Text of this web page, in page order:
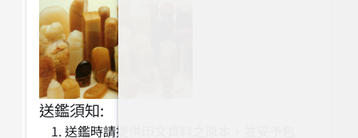
送鑑須知:
送鑑時請提供印文資料之原本，並妥予包